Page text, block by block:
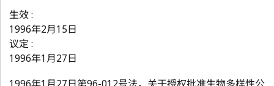
生效 :
1996年2月15日
议定 :
1996年1月27日